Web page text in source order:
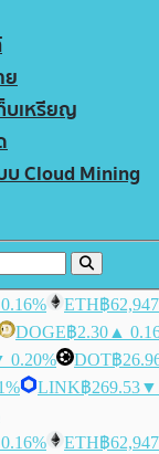
ย
บเหรียญ
บ Cloud Mining
ETH฿
DOGE฿2.30 ▲
0.20% DOT฿
LINK฿269.53▼
ETH฿